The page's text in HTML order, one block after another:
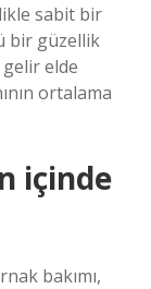
sabit bir
bir güzellik
elde
ortalama
içinde
bakımı,